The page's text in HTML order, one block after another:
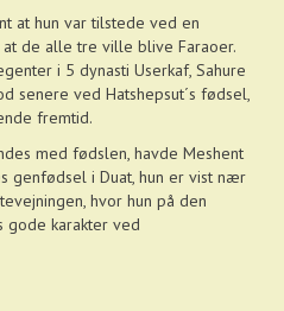
at hun var tilstede ved en
de alle tre ville blive Faraoer.
i 5 dynasti Userkaf, Sahure
senere ved Hatshepsut´s fødsel,
fremtid.
med fødslen, havde Meshent
genfødsel i Duat, hun er vist nær
hvor hun på den
gode karakter ved